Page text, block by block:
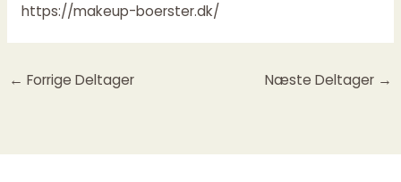
https://makeup-boerster.dk/
← Forrige Deltager Næste Deltager →